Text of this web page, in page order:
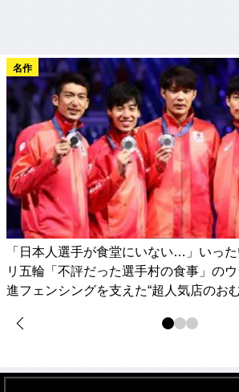
名作
「日本人選手が食堂にいない…」いっ
リ五輪「不評だった選手村の食事」の
進フェンシングを支えた“超人気店のお